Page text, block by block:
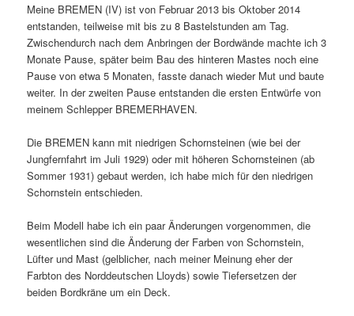
Meine BREMEN (IV) ist von Februar 2013 bis Oktober 2014
entstanden, teilweise mit bis zu 8 Bastelstunden am Tag.
Zwischendurch nach dem Anbringen der Bordwände machte ich 3
Monate Pause, später beim Bau des hinteren Mastes noch eine
Pause von etwa 5 Monaten, fasste danach wieder Mut und baute
weiter. In der zweiten Pause entstanden die ersten Entwürfe von
meinem Schlepper BREMERHAVEN.
Die BREMEN kann mit niedrigen Schornsteinen (wie bei der
Jungfernfahrt im Juli 1929) oder mit höheren Schornsteinen (ab
Sommer 1931) gebaut werden, ich habe mich für den niedrigen
Schornstein entschieden.
Beim Modell habe ich ein paar Änderungen vorgenommen, die
wesentlichen sind die Änderung der Farben von Schornstein,
Lüfter und Mast (gelblicher, nach meiner Meinung eher der
Farbton des Norddeutschen Lloyds) sowie Tiefersetzen der
beiden Bordkräne um ein Deck.